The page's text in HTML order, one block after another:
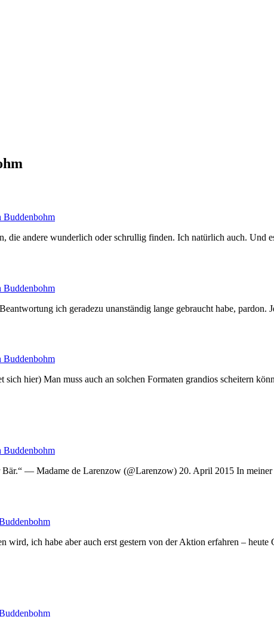
die andere wunderlich oder schrullig finden. Ich natürlich auch. Und
ich geradezu unanständig lange gebraucht habe,
hier) Man muss auch an solchen Formaten grandios scheitern
Bär.“ — Madame de Larenzow (@Larenzow) 20. April 2015 In
wird, ich habe aber auch erst gestern von der Aktion erfahren – heute